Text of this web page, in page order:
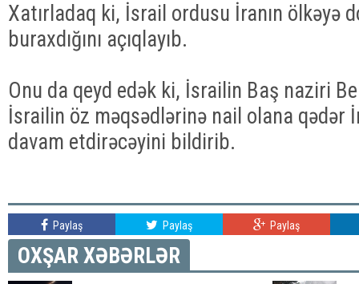
Xatırladaq ki, İsrail ordusu İranın ölkəyə
buraxdığını açıqlayıb.
Onu da qeyd edək ki, İsrailin Baş naziri
İsrailin öz məqsədlərinə nail olana qədər
davam etdirəcəyini bildirib.
Paylaş Paylaş Paylaş
OXŞAR XƏBƏRLƏR